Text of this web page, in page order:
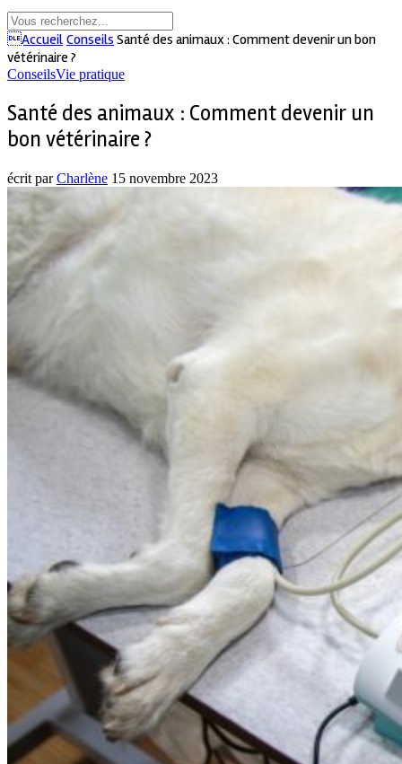
Accueil Conseils Santé des animaux : Comment devenir un bon
vétérinaire ?
ConseilsVie pratique
Santé des animaux : Comment devenir un
bon vétérinaire ?
écrit parCharlène 15 novembre 2023